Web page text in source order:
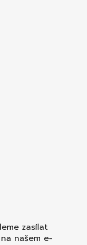
zasílat
našem e-